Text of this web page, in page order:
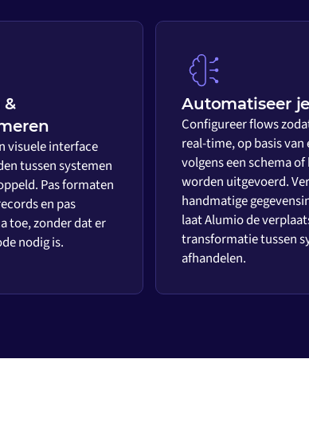
&
visuele interface
tussen systemen
Pas formaten
en pas
toe, zonder dat er
nodig is.
Automatiseer
Configureer flows
real-time, op basis van
volgens een schema of
worden uitgevoerd.
handmatige
laat Alumio de
transformatie tussen
afhandelen.